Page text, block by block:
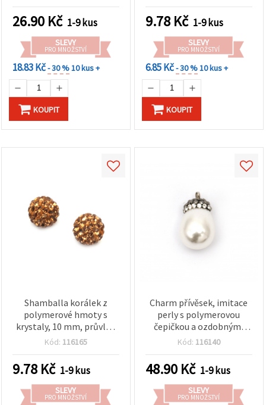
26.90 Kč 1-9 kus
SLEVY
PRO MNOŽSTVÍ
18.83 Kč- 30 %10 kus +
KOUPIT
9.78 Kč 1-9 kus
SLEVY
PRO MNOŽSTVÍ
6.85 Kč- 30 %10 kus +
KOUPIT
Shamballa korálek z
polymerové hmoty s
krystaly, 10 mm, průvlek
1,5 mm, karamelový
Kód: 116165
9.78 Kč 1-9 kus
SLEVY
PRO MNOŽSTVÍ
Charm přívěsek, imitace
perly s polymerovou
čepičkou a ozdobnými
krystaly, 22x13 mm, otvor
Kód: 116140
48.90 Kč 1-9 kus
SLEVY
PRO MNOŽSTVÍ